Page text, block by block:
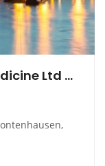
C & M communication & medicine Ltd & Co